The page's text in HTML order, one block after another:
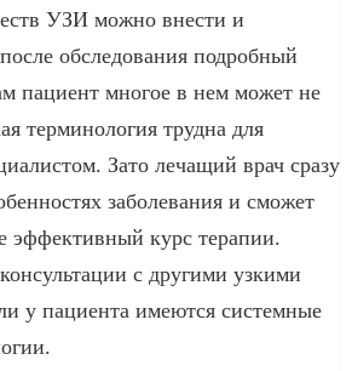
УЗИ можно внести и
обследования подробный
пациент многое в нем может не
терминология трудна для
Зато лечащий врач сразу
заболевания и сможет
эффективный курс терапии.
с другими узкими
у пациента имеются системные